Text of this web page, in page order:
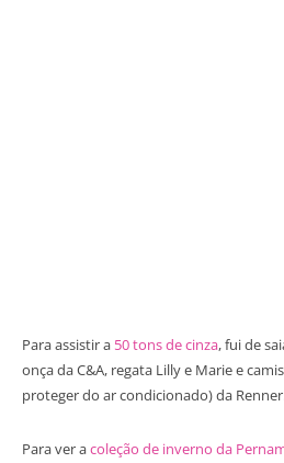
Para assistir a 50 tons de cinza, fui de
onça da C&A, regata Lilly e Marie e
proteger do ar condicionado) da
Para ver acoleção de inverno da